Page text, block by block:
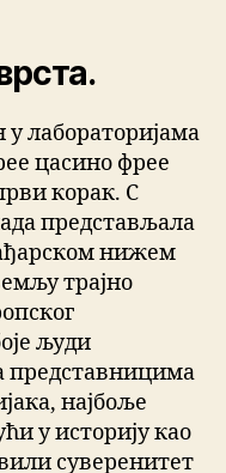
у лабораторијама
цасино фрее
корак. С
представљала
нижем
трајно
људи
представницима
најбоље
у историју као
суверенитет